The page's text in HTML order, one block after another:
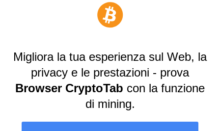
Migliora la tua esperienza sul Web, la
privacy e le prestazioni - prova
Browser CryptoTab con la funzione
di mining.